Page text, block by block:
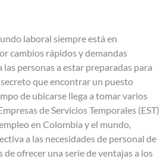
laboral siempre está en
cambios rápidos y demandas
personas a estar preparadas para
que encontrar un puesto
de ubicarse llega a tomar varios
de Servicios Temporales (EST)
en Colombia y el mundo,
a las necesidades de personal de
de ofrecer una serie de ventajas a los